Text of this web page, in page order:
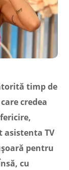
timp de
credea
asistenta TV
pentru
cu